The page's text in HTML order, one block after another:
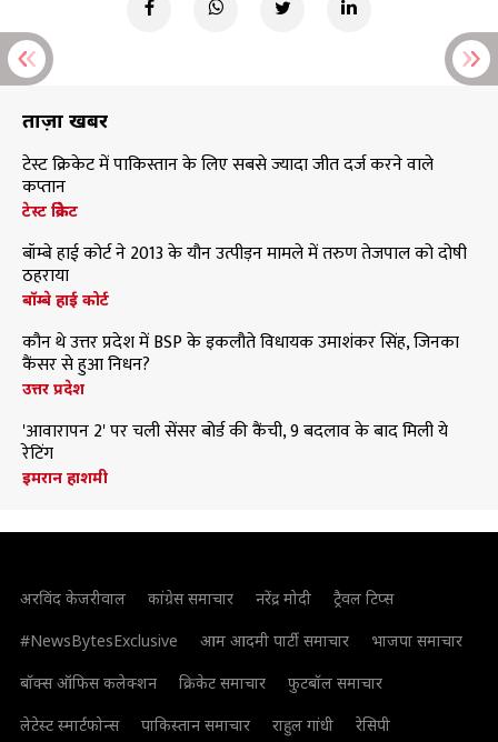
ताज़ा खबरें
टेस्ट क्रिकेट में पाकिस्तान के लिए सबसे ज्यादा जीत दर्ज करने वाले
कप्तान
टेस्ट क्रिकेट
बॉम्बे हाई कोर्ट ने 2013 के यौन उत्पीड़न मामले में तरुण तेजपाल को दोषी
ठहराया
बॉम्बे हाई कोर्ट
कौन थे उत्तर प्रदेश में BSP के इकलौते विधायक उमाशंकर सिंह, जिनका
कैंसर से हुआ निधन?
उत्तर प्रदेश
'आवारापन 2' पर चली सेंसर बोर्ड की कैंची, 9 बदलाव के बाद मिली ये
रेटिंग
इमरान हाशमी
अरविंद केजरीवाल कांग्रेस समाचार नरेंद्र मोदी
ट्रैवल टिप्स
#NewsBytesExclusive
आम आदमी पार्टी समाचार
भाजपा समाचार
बॉक्स ऑफिस कलेक्शन
क्रिकेट समाचार
फुटबॉल समाचार
लेटेस्ट स्मार्टफोन्स
पाकिस्तान समाचार राहुल गांधी रेसिपी